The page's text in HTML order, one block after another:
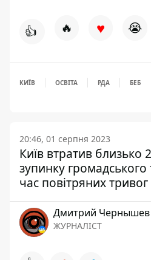
👍 🔥 ♥ 😭
КИЇВ ОСВІТА РДА БЕБ
20:46, 01 серпня 2023
Київ втратив близько
зупинку громадського
час повітряних тривог
Дмитрий Чернышев
ЖУРНАЛІСТ